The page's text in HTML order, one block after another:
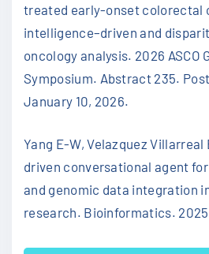
treated early-onset colorectal
intelligence–driven and
oncology analysis. 2026 ASCO
Symposium. Abstract 235.
January 10, 2026.
Yang E-W, Velazquez Villarreal
driven conversational agent
and genomic data integration
research. Bioinformatics.